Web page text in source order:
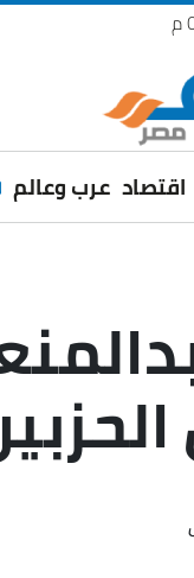
اقتصاد عرب وعالم